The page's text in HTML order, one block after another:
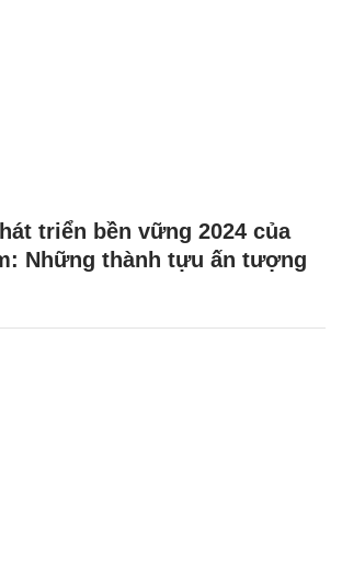
triển bền vững 2024 của
Những thành tựu ấn tượng